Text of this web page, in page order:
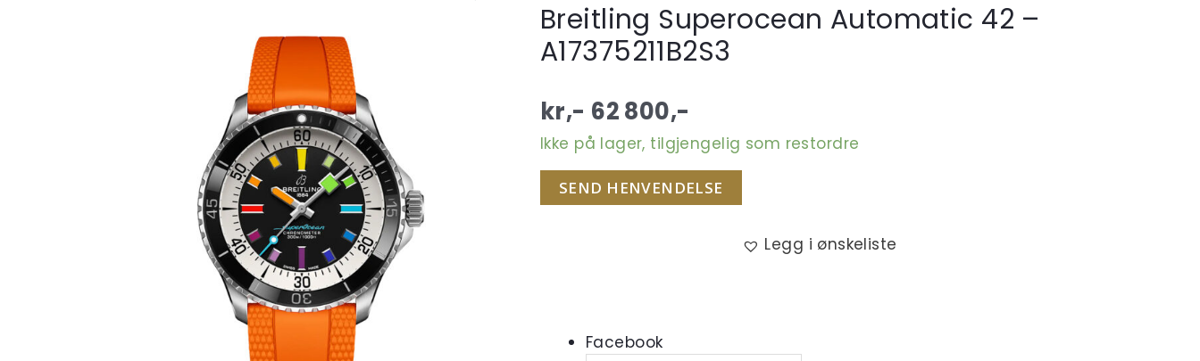
Breitling Superocean Automatic 42 –
A17375211B2S3
kr,- 62 800,-
Ikke på lager, tilgjengelig som restordre
SEND HENVENDELSE
Legg i ønskeliste
Facebook